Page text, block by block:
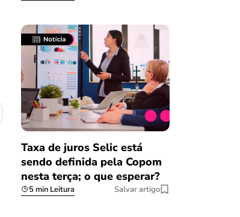
Taxa de juros Selic está
sendo definida pela Copom
nesta terça; o que esperar?
5 min Leitura Salvar artigo